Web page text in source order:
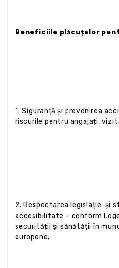
Beneficiile plăcuțelor
1. Siguranță și prevenirea
riscurile pentru angajați,
2. Respectarea legislației și
accesibilitate – conform
securității și sănătății în
europene;